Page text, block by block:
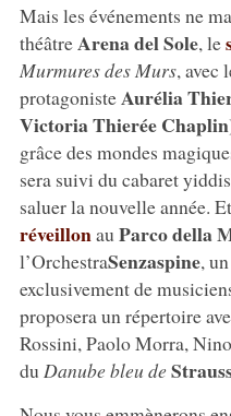
Mais les événements ne
théâtreArena del Sole, le
Murmures des Murs, avec
protagonisteAurélia
Victoria Thierée Chaplin
grâce des mondes
sera suivi du cabaret
saluer la nouvelle année.
réveillonau Parco della
l’OrchestraSenzaspine,
exclusivement de
proposera un répertoire
Rossini, Paolo Morra,
du Danube bleu de